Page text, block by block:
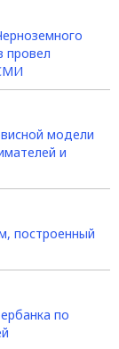
провел
модели
и
построенный
по